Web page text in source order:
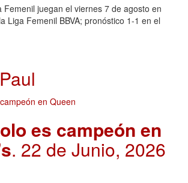
Femenil juegan el viernes 7 de agosto en
Liga Femenil BBVA; pronóstico 1-1 en el
es campeón en
. 22 de Junio, 2026